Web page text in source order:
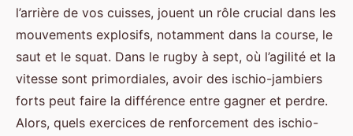
l’arrière de vos cuisses, jouent un rôle crucial dans les
mouvements explosifs, notamment dans la course, le
saut et le squat. Dans le rugby à sept, où l’agilité et la
vitesse sont primordiales, avoir des ischio-jambiers
forts peut faire la différence entre gagner et perdre.
Alors, quels exercices de renforcement des ischio-